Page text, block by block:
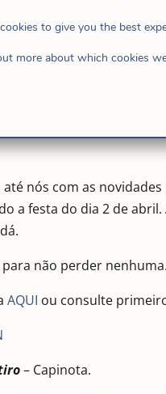
até nós com as
a festa do dia 2 de
não perder nenhuma.
AQUI ou consulte
– Capinota.
to give you the best
more about which cookies